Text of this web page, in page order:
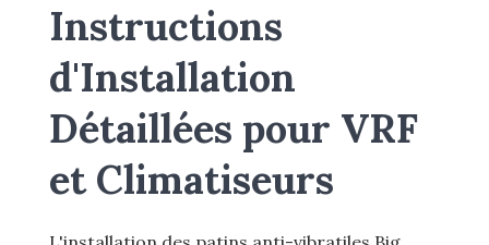
Instructions
d'Installation
Détaillées pour VRF
et Climatiseurs